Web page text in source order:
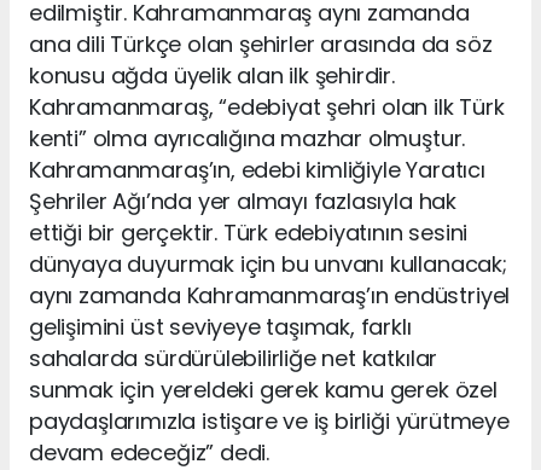
edilmiştir. Kahramanmaraş aynı zamanda
ana dili Türkçe olan şehirler arasında da söz
konusu ağda üyelik alan ilk şehirdir.
Kahramanmaraş, “edebiyat şehri olan ilk Türk
kenti” olma ayrıcalığına mazhar olmuştur.
Kahramanmaraş’ın, edebi kimliğiyle Yaratıcı
Şehriler Ağı’nda yer almayı fazlasıyla hak
ettiği bir gerçektir. Türk edebiyatının sesini
dünyaya duyurmak için bu unvanı kullanacak;
aynı zamanda Kahramanmaraş’ın endüstriyel
gelişimini üst seviyeye taşımak, farklı
sahalarda sürdürülebilirliğe net katkılar
sunmak için yereldeki gerek kamu gerek özel
paydaşlarımızla istişare ve iş birliği yürütmeye
devam edeceğiz” dedi.